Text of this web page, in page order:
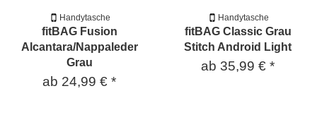
Handytasche
fitBAG Fusion
Alcantara/Nappaleder
Grau
ab 24,99 € *
Handytasche
fitBAG Classic Grau
Stitch Android Light
ab 35,99 € *